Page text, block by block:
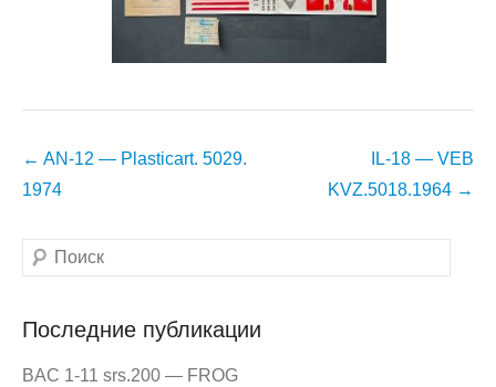
Навигация
по
← AN-12 — Plasticart. 5029.
1974
IL-18 — VEB
KVZ.5018.1964 →
Поиск
Последние публикации
BAC 1-11 srs.200 — FROG